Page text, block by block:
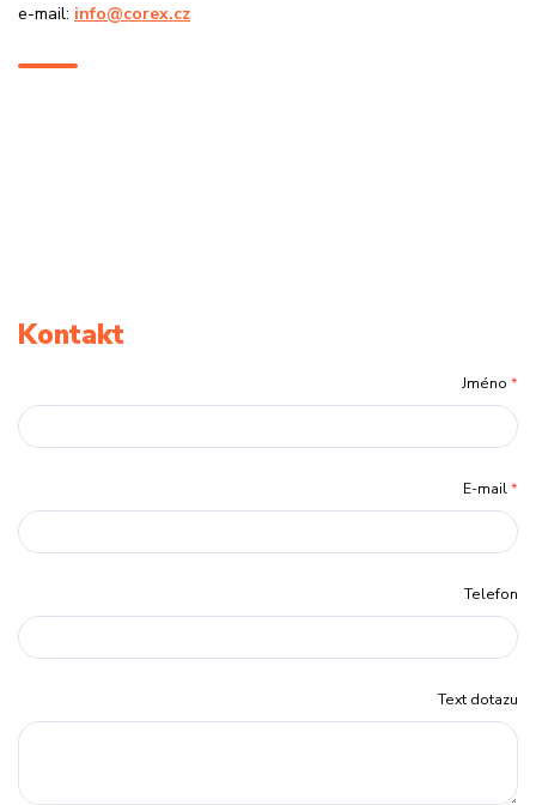
e-mail: info@corex.cz
Kontakt
Jméno *
E-mail*
Telefon
Text dotazu